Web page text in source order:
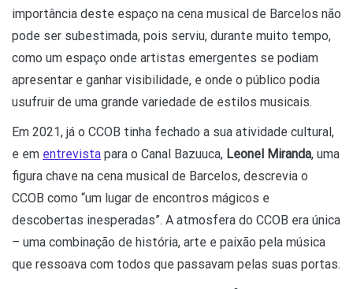
importância deste espaço na cena musical de Barcelos não
pode ser subestimada, pois serviu, durante muito tempo,
como um espaço onde artistas emergentes se podiam
apresentar e ganhar visibilidade, e onde o público podia
usufruir de uma grande variedade de estilos musicais.
Em 2021, já o CCOB tinha fechado a sua atividade cultural,
e em entrevista para o Canal Bazuuca, Leonel Miranda, uma
figura chave na cena musical de Barcelos, descrevia o
CCOB como “um lugar de encontros mágicos e
descobertas inesperadas”. A atmosfera do CCOB era única
– uma combinação de história, arte e paixão pela música
que ressoava com todos que passavam pelas suas portas.